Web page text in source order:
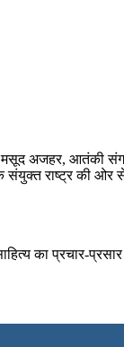
मसूद अजहर, आतंकी
संयुक्त राष्ट्र की
का प्रचार-